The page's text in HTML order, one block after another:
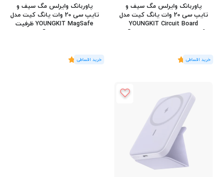
پاوربانک وایرلس مگ سیف و
تایپ سی 20 وات یانگ کیت مدل
YOUNGKIT Circuit Board
MagSafe ظرفیت 5000 میلی آمپر
(9 رای)
5
پاوربانک وایرلس مگ سیف و
تایپ سی 20 وات یانگ کیت مدل
YOUNGKIT MagSafe ظرفیت
(7 رای)
5